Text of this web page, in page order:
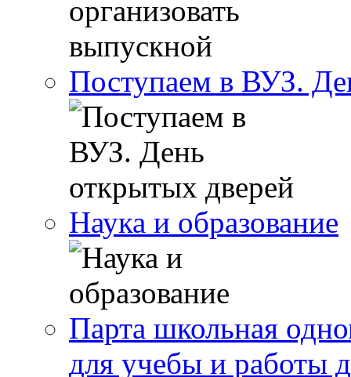
Поступаем в ВУЗ.
Наука и образование
Парта школьная
для учебы и работы